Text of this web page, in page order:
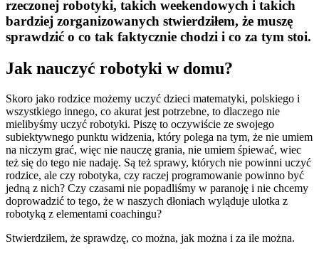
rzeczonej robotyki, takich weekendowych i takich
bardziej zorganizowanych stwierdziłem, że muszę
sprawdzić o co tak faktycznie chodzi i co za tym stoi.
Jak nauczyć robotyki w domu?
Skoro jako rodzice możemy uczyć dzieci matematyki, polskiego i
wszystkiego innego, co akurat jest potrzebne, to dlaczego nie
mielibyśmy uczyć robotyki. Piszę to oczywiście ze swojego
subiektywnego punktu widzenia, który polega na tym, że nie umiem
na niczym grać, więc nie nauczę grania, nie umiem śpiewać, wiec
też się do tego nie nadaję. Są też sprawy, których nie powinni uczyć
rodzice, ale czy robotyka, czy raczej programowanie powinno być
jedną z nich? Czy czasami nie popadliśmy w paranoję i nie chcemy
doprowadzić to tego, że w naszych dłoniach wyląduje ulotka z
robotyką z elementami coachingu?
Stwierdziłem, że sprawdzę, co można, jak można i za ile można.